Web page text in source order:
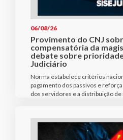
06/08/26
Provimento do CNJ
compensatória da
debate sobre
Judiciário
Norma estabelece critérios
pagamento dos passivos e
dos servidores e a distribuição de